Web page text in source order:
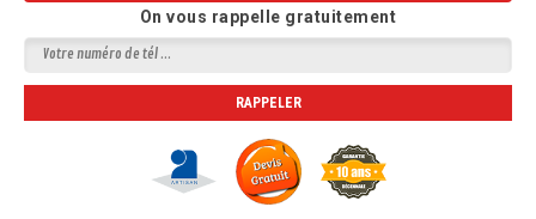
On vous rappelle gratuitement